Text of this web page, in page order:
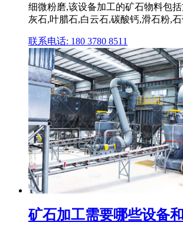
细微粉磨,该设备加工的矿石物料包
灰石,叶腊石,白云石,碳酸钙,滑石粉,
联系电话: 180 3780 8511
矿石加工需要哪些设备